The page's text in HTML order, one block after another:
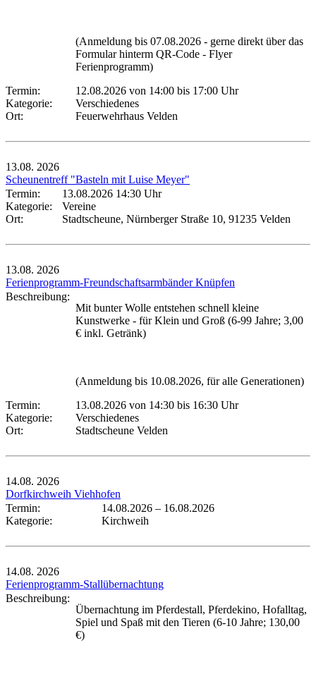
(Anmeldung bis 07.08.2026 - gerne direkt über das
Formular hinterm QR-Code - Flyer
Ferienprogramm)
Termin:
12.08.2026 von 14:00 bis 17:00 Uhr
Kategorie:
Verschiedenes
Ort:
Feuerwehrhaus Velden
13.08. 2026
Scheunentreff "Basteln mit Luise Meyer"
Termin:
13.08.2026 14:30 Uhr
Kategorie:
Vereine
Ort:
Stadtscheune, Nürnberger Straße 10, 91235 Velden
13.08. 2026
Ferienprogramm-Freundschaftsarmbänder Knüpfen
Beschreibung:
Mit bunter Wolle entstehen schnell kleine
Kunstwerke - für Klein und Groß (6-99 Jahre; 3,00
€ inkl. Getränk)
(Anmeldung bis 10.08.2026, für alle Generationen)
Termin:
13.08.2026 von 14:30 bis 16:30 Uhr
Kategorie:
Verschiedenes
Ort:
Stadtscheune Velden
14.08. 2026
Dorfkirchweih Viehhofen
Termin:
14.08.2026 – 16.08.2026
Kategorie:
Kirchweih
14.08. 2026
Ferienprogramm-Stallübernachtung
Beschreibung:
Übernachtung im Pferdestall, Pferdekino, Hofalltag,
Spiel und Spaß mit den Tieren (6-10 Jahre; 130,00
€)